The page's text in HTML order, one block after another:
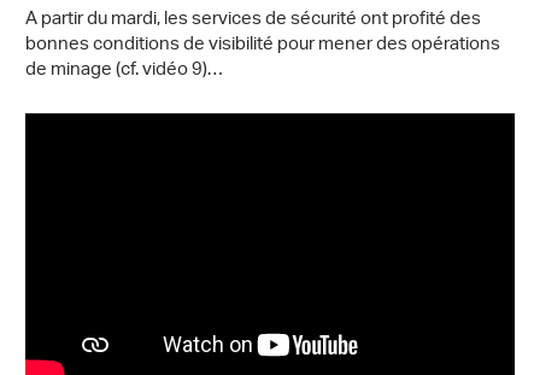
A partir du mardi, les services de sécurité ont profité des
bonnes conditions de visibilité pour mener des opérations
de minage (cf. vidéo 9)…